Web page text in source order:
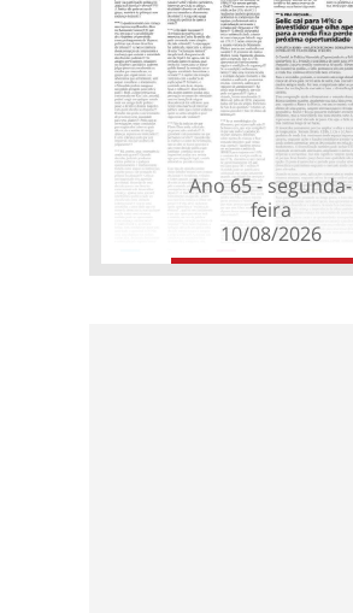
Ano 65 - segunda-
feira
10/08/2026